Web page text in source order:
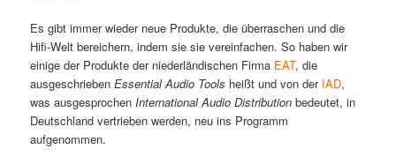
Es gibt immer wieder neue Produkte, die überraschen und die
Hifi-Welt bereichern, indem sie sie vereinfachen. So haben wir
einige der Produkte der niederländischen Firma EAT, die
ausgeschrieben Essential Audio Tools heißt und von der IAD,
was ausgesprochen International Audio Distributionbedeutet, in
Deutschland vertrieben werden, neu ins Programm
aufgenommen.